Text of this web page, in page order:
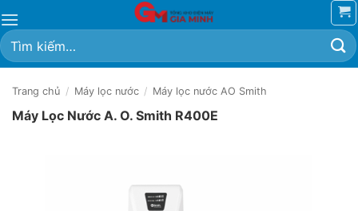
qua
nội
dung
Tìm
kiếm:
Trang chủ / Máy lọc nước / Máy lọc nước AO Smith
Máy Lọc Nước A. O. Smith R400E